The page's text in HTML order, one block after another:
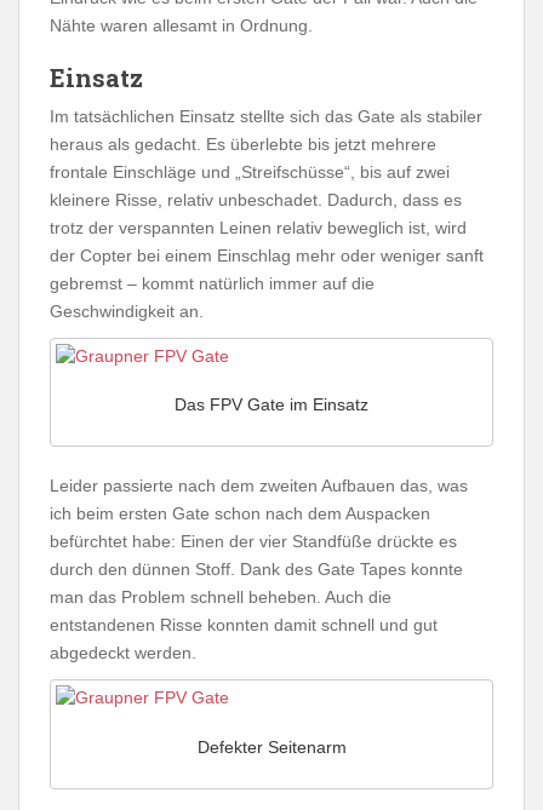
Nähte waren allesamt in Ordnung.
Einsatz
Im tatsächlichen Einsatz stellte sich das Gate als stabiler
heraus als gedacht. Es überlebte bis jetzt mehrere
frontale Einschläge und „Streifschüsse“, bis auf zwei
kleinere Risse, relativ unbeschadet. Dadurch, dass es
trotz der verspannten Leinen relativ beweglich ist, wird
der Copter bei einem Einschlag mehr oder weniger sanft
gebremst – kommt natürlich immer auf die
Geschwindigkeit an.
Das FPV Gate im Einsatz
Leider passierte nach dem zweiten Aufbauen das, was
ich beim ersten Gate schon nach dem Auspacken
befürchtet habe: Einen der vier Standfüße drückte es
durch den dünnen Stoff. Dank des Gate Tapes konnte
man das Problem schnell beheben. Auch die
entstandenen Risse konnten damit schnell und gut
abgedeckt werden.
Defekter Seitenarm